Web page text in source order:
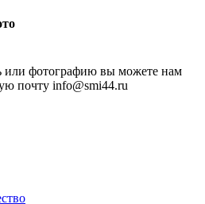
или фотографию вы можете нам
почту info@smi44.ru